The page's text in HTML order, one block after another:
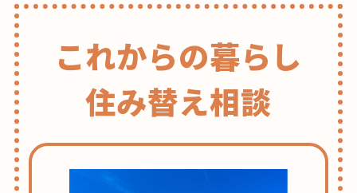
これからの暮らし
住み替え相談